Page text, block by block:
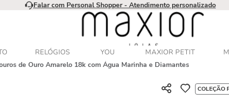
Falar com Personal Shopper - Atendimento personalizado
RELÓGIOS YOU MAXIOR PETIT
de Ouro Amarelo 18k com Água Marinha e Diamantes
COLEÇÃO